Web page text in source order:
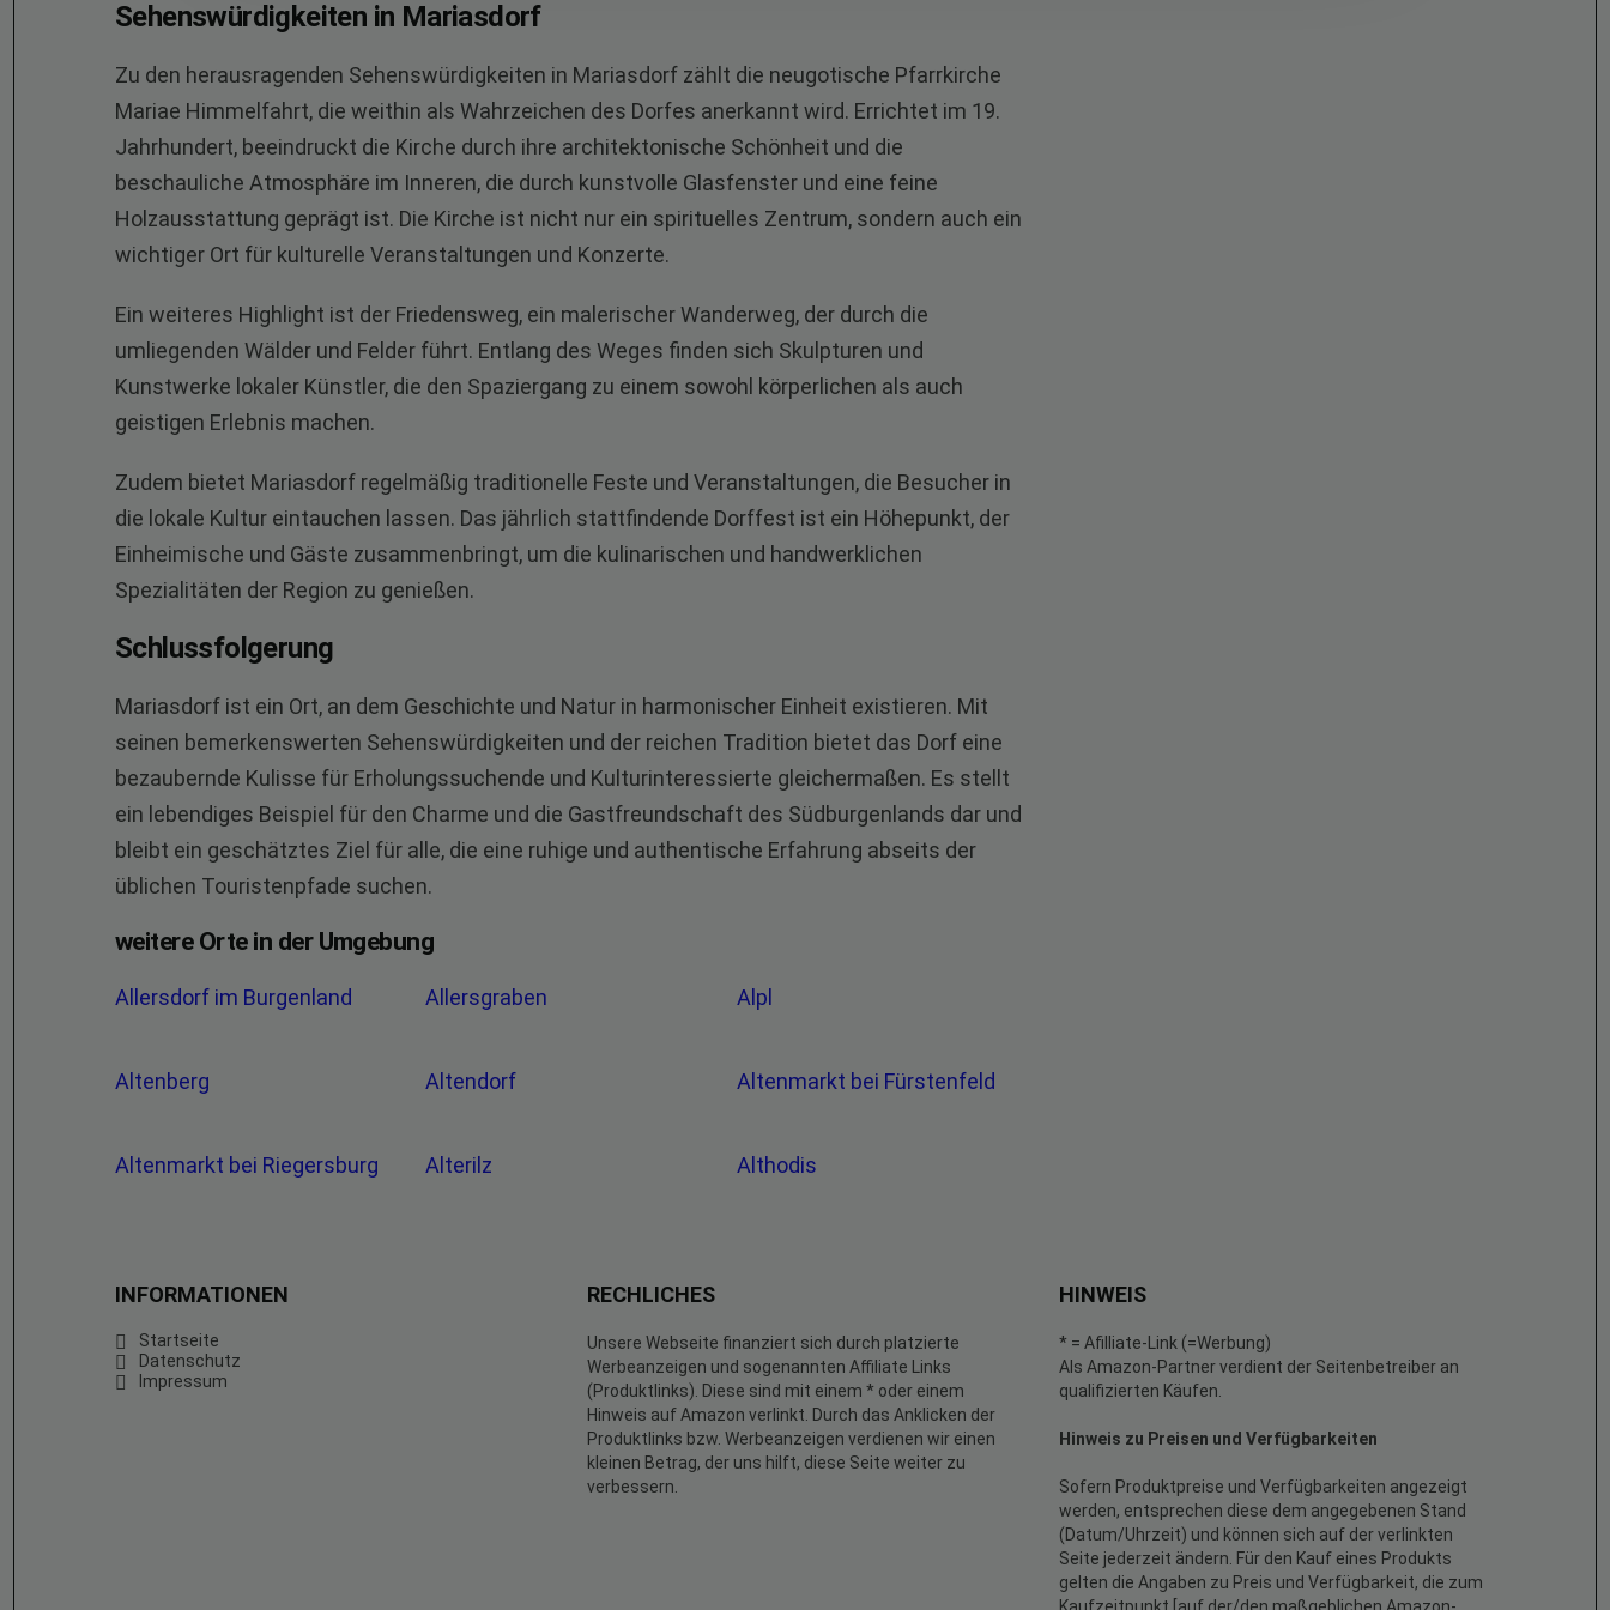
Sehenswürdigkeiten in Mariasdorf
Zu den herausragenden Sehenswürdigkeiten in Mariasdorf zählt die neugotische Pfarrkirche
Mariae Himmelfahrt, die weithin als Wahrzeichen des Dorfes anerkannt wird. Errichtet im 19.
Jahrhundert, beeindruckt die Kirche durch ihre architektonische Schönheit und die
beschauliche Atmosphäre im Inneren, die durch kunstvolle Glasfenster und eine feine
Holzausstattung geprägt ist. Die Kirche ist nicht nur ein spirituelles Zentrum, sondern auch ein
wichtiger Ort für kulturelle Veranstaltungen und Konzerte.
Ein weiteres Highlight ist der Friedensweg, ein malerischer Wanderweg, der durch die
umliegenden Wälder und Felder führt. Entlang des Weges finden sich Skulpturen und
Kunstwerke lokaler Künstler, die den Spaziergang zu einem sowohl körperlichen als auch
geistigen Erlebnis machen.
Zudem bietet Mariasdorf regelmäßig traditionelle Feste und Veranstaltungen, die Besucher in
die lokale Kultur eintauchen lassen. Das jährlich stattfindende Dorffest ist ein Höhepunkt, der
Einheimische und Gäste zusammenbringt, um die kulinarischen und handwerklichen
Spezialitäten der Region zu genießen.
Schlussfolgerung
Mariasdorf ist ein Ort, an dem Geschichte und Natur in harmonischer Einheit existieren. Mit
seinen bemerkenswerten Sehenswürdigkeiten und der reichen Tradition bietet das Dorf eine
bezaubernde Kulisse für Erholungssuchende und Kulturinteressierte gleichermaßen. Es stellt
ein lebendiges Beispiel für den Charme und die Gastfreundschaft des Südburgenlands dar und
bleibt ein geschätztes Ziel für alle, die eine ruhige und authentische Erfahrung abseits der
üblichen Touristenpfade suchen.
weitere Orte in der Umgebung
Allersdorf im Burgenland Allersgraben Alpl
Altenberg Altendorf Altenmarkt bei Fürstenfeld
Altenmarkt bei Riegersburg Alterilz Althodis
INFORMATIONEN
Startseite
Datenschutz
Impressum
RECHLICHES
Unsere Webseite finanziert sich durch platzierte
Werbeanzeigen und sogenannten Affiliate Links
(Produktlinks). Diese sind mit einem * oder einem
Hinweis auf Amazon verlinkt. Durch das Anklicken der
Produktlinks bzw. Werbeanzeigen verdienen wir einen
kleinen Betrag, der uns hilft, diese Seite weiter zu
verbessern.
HINWEIS
* = Afilliate-Link (=Werbung)
Als Amazon-Partner verdient der Seitenbetreiber an
qualifizierten Käufen.
Hinweis zu Preisen und Verfügbarkeiten
Sofern Produktpreise und Verfügbarkeiten angezeigt
werden, entsprechen diese dem angegebenen Stand
(Datum/Uhrzeit) und können sich auf der verlinkten
Seite jederzeit ändern. Für den Kauf eines Produkts
gelten die Angaben zu Preis und Verfügbarkeit, die zum